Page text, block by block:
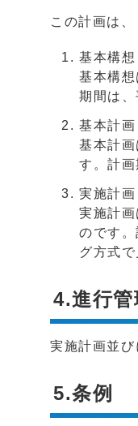
この計画は
基本構想
基本構
期間は
基本計画
基本計
す。計
実施計画
実施計
のです
グ方式で
4.進行管
実施計画並び
5.条例